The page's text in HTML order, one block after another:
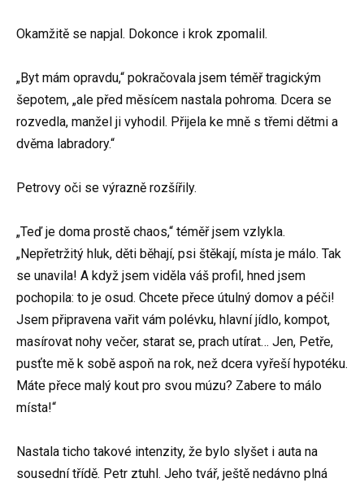
Okamžitě se napjal. Dokonce i krok zpomalil.
„Byt mám opravdu,“ pokračovala jsem téměř tragickým
šepotem, „ale před měsícem nastala pohroma. Dcera se
rozvedla, manžel ji vyhodil. Přijela ke mně s třemi dětmi a
dvěma labradory.“
Petrovy oči se výrazně rozšířily.
„Teď je doma prostě chaos,“ téměř jsem vzlykla.
„Nepřetržitý hluk, děti běhají, psi štěkají, místa je málo. Tak
se unavila! A když jsem viděla váš profil, hned jsem
pochopila: to je osud. Chcete přece útulný domov a péči!
Jsem připravena vařit vám polévku, hlavní jídlo, kompot,
masírovat nohy večer, starat se, prach utírat… Jen, Petře,
pusťte mě k sobě aspoň na rok, než dcera vyřeší hypotéku.
Máte přece malý kout pro svou múzu? Zabere to málo
místa!“
Nastala ticho takové intenzity, že bylo slyšet i auta na
sousední třídě. Petr ztuhl. Jeho tvář, ještě nedávno plná